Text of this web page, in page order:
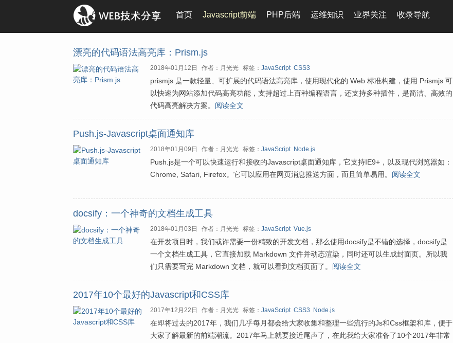
首页 Javascript前端 PHP后端 运维知识 业界关注 收录导航
漂亮的代码语法高亮库：Prism.js
2018年01月12日 作者：月光光 标签： JavaScript CSS3
prismjs 是一款轻量、可扩展的代码语法高亮库，使用现代化的 Web 标准构建，使用 Prismjs 可
以快速为网站添加代码高亮功能，支持超过上百种编程语言，还支持多种插件，是简洁、高效的
代码高亮解决方案。 阅读全文
Push.js-Javascript桌面通知库
2018年01月09日 作者：月光光 标签： JavaScript Node.js
Push.js是一个可以快速运行和接收的Javascript桌面通知库，它支持IE9+，以及现代浏览器如：
Chrome, Safari, Firefox。它可以应用在网页消息推送方面，而且简单易用。 阅读全文
docsify：一个神奇的文档生成工具
2018年01月03日 作者：月光光 标签： JavaScript Vue.js
在开发项目时，我们或许需要一份精致的开发文档，那么使用docsify是不错的选择，docsify是
一个文档生成工具，它直接加载 Markdown 文件并动态渲染，同时还可以生成封面页。所以我
们只需要写完 Markdown 文档，就可以看到文档页面了。 阅读全文
2017年10个最好的Javascript和CSS库
2017年12月22日 作者：月光光 标签： JavaScript CSS3 Node.js
在即将过去的2017年，我们几乎每月都会给大家收集和整理一些流行的Js和Css框架和库，便于
大家了解最新的前端潮流。2017年马上就要接近尾声了，在此我给大家准备了10个2017年非常